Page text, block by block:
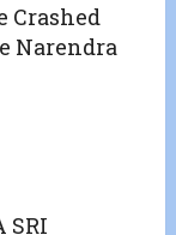
Crashed
Narendra
SRI